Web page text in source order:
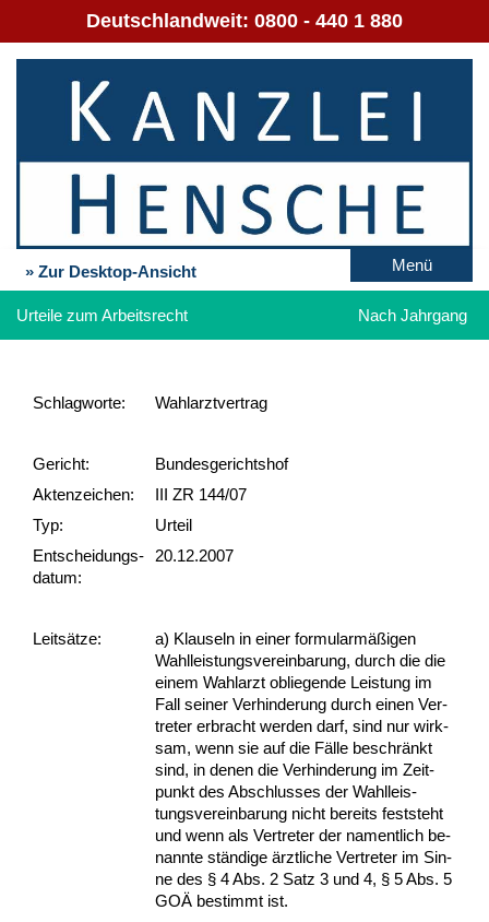
Deutschlandweit: 0800 - 440 1 880
» Zur Desktop-Ansicht Menü
Urteile zum Arbeitsrecht Nach Jahrgang
Schlag­worte: Wahlarztvertrag
Gericht:
Bundesgerichtshof
Akten­zeichen:
III ZR 144/07
Typ:
Urteil
Ent­scheid­ungs­
datum:
20.12.2007
Leit­sätze:
a) Klau­seln in ei­ner for­mu­larmäßigen
Wahl­leis­tungs­ver­ein­ba­rung, durch die die
ei­nem Wahl­arzt ob­lie­gen­de Leis­tung im
Fall sei­ner Ver­hin­de­rung durch ei­nen Ver­
tre­ter er­bracht wer­den darf, sind nur wirk­
sam, wenn sie auf die Fälle be­schränkt
sind, in de­nen die Ver­hin­de­rung im Zeit­
punkt des Ab­schlus­ses der Wahl­leis­
tungs­ver­ein­ba­rung nicht be­reits fest­steht
und wenn als Ver­tre­ter der na­ment­lich be­
nann­te ständi­ge ärzt­li­che Ver­tre­ter im Sin­
ne des § 4 Abs. 2 Satz 3 und 4, § 5 Abs. 5
GOÄ be­stimmt ist.